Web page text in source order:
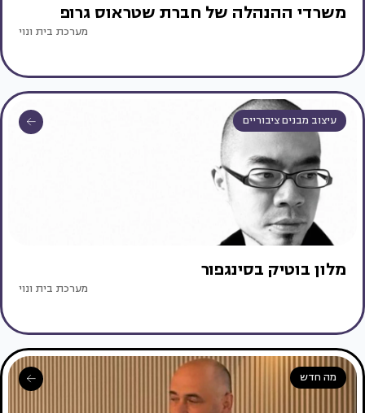
משרדי ההנהלה של חברת שטראוס גרופ
מערכת בית ונוי
עיצוב מבנים ציבוריים
מלון בוטיק בסינגפור
מערכת בית ונוי
מה חדש